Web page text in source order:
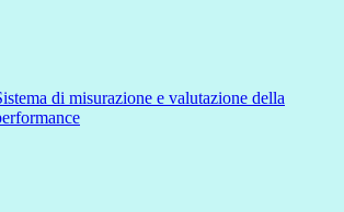
di misurazione e valutazione della